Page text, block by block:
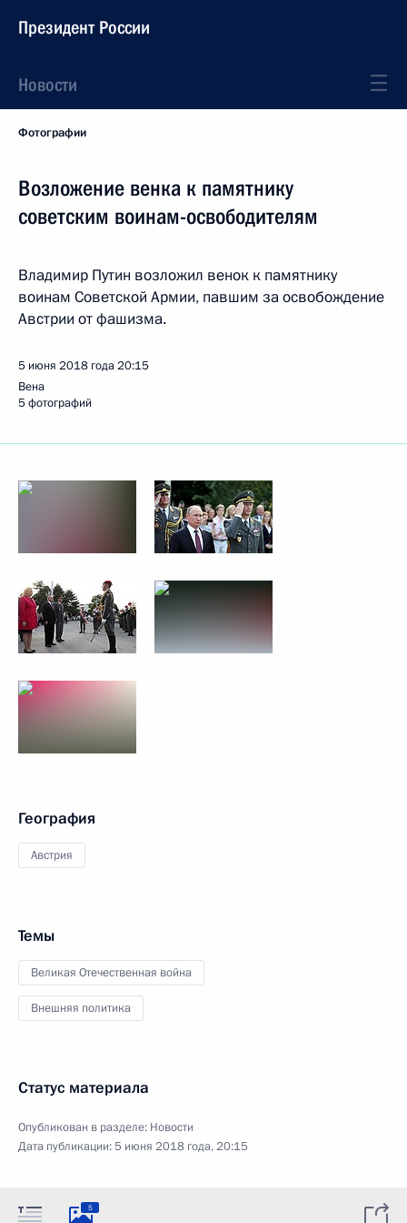
Президент России
Новости
Фотографии
Возложение венка к памятнику
советским воинам-освободителям
Владимир Путин возложил венок к памятнику
воинам Советской Армии, павшим за освобождение
Австрии от фашизма.
5 июня 2018 года20:15
Вена
5 фотографий
География
Австрия
Темы
Великая Отечественная война
Внешняя политика
Статус материала
Опубликован в разделе: Новости
Дата публикации:5 июня 2018 года, 20:15
5